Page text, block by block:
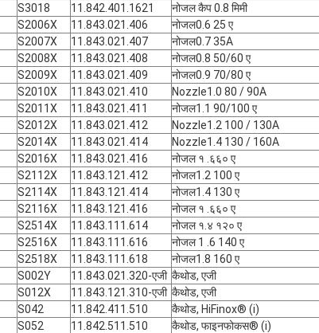
S3018 11.842.401.1621
नोजल कैप 0.8 मिमी
S2006X 11.843.021.406
नोजल0.6 25 ए
S2007X 11.843.021.407
नोजल0.7 35A
S2008X 11.843.021.408
नोजल0.8 50/60 ए
S2009X 11.843.021.409
नोजल0.9 70/80 ए
S2010X 11.843.021.410
Nozzle1.0 80 / 90A
S2011X 11.843.021.411
नोजल1.1 90/100 ए
S2012X 11.843.021.412
Nozzle1.2 100 / 130A
S2014X 11.843.021.414
Nozzle1.4 130 / 160A
S2016X 11.843.021.416
नोजल १ .६६० ए
S2112X 11.843.121.412
नोजल1.2 100 ए
S2114X 11.843.121.414
नोजल1.4 130 ए
S2116X 11.843.121.416
नोजल १ .६६० ए
S2514X 11.843.111.614
नोजल १.४ १२० ए
S2516X 11.843.111.616
नोजल 1 .6 140 ए
S2518X 11.843.111.618
नोजल1.8 160 ए
S002Y 11.843.021.320-एजी कैथोड, एजी
S012X 11.843.121.310-एजी कैथोड, एजी
S042 11.842.411.510
कैथोड, HiFinox® (i)
S052 11.842.511.510
कैथोड, फाइनफोकस® (i)